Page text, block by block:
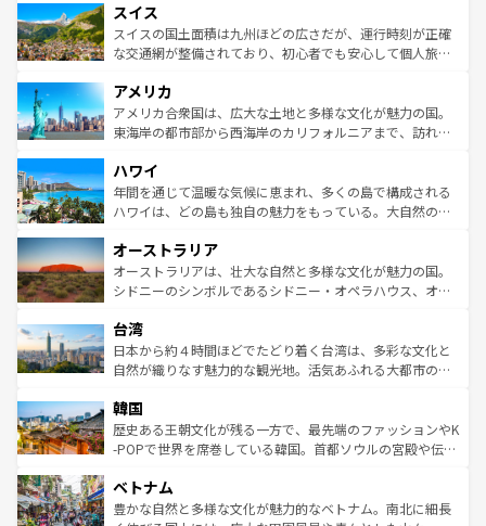
れる地方に足を運ぶとそれぞれで全く異なる文化を体験で
きるだろう。 なお、新着のフランス情報はコンテンツ一覧
を参照してほしい。
は、お酒好きな人にはぜひ体験してほしい。 なお、新着の
ドイツ情報はコンテンツ一覧を参照してほしい。
リアごとに異なる魅力がある。また、優雅なアフタヌーン
ティー、ビール好きにはたまらない英国パブ、サッカー観
戦など、本場だからこそできる体験も豊富。イギリスを旅
ンツ一覧を参照してほしい。
スイス
スイスの国土面積は九州ほどの広さだが、運行時刻が正確
な交通網が整備されており、初心者でも安心して個人旅行
の建物がそのまま残る町や、スイスならではのユニークな
博物館もあり、アルプス観光だけでなく町歩きも満喫する
ことができる。国民の所得が高いため物価も高いが、旅行
ば市内交通費無料で観光を楽しむこともできる。 なお、新
着のスイス情報はコンテンツ一覧 を参照してほしい。
アメリカ
アメリカ合衆国は、広大な土地と多様な文化が魅力の国。
東海岸の都市部から西海岸のカリフォルニアまで、訪れる
のような巨大都市は、観光、ショッピング、エンターテイ
ンメントが詰まった刺激的なスポットだ。一方、アメリカ
西部には大自然が広がり、グランドキャニオンやイエロー
部のニューオーリンズでは、音楽と美食が融合した独特の
文化が魅力。旅行者はアメリカの各地域で異なる魅力を楽
しみながら、その多様性と豊かな歴史を感じることができ
ならではの贅沢な旅のスタイルだ。 なお、新着のアメリカ
情報はコンテンツ一覧を参照してほしい。
ハワイ
年間を通じて温暖な気候に恵まれ、多くの島で構成される
ハワイは、どの島も独自の魅力をもっている。大自然の神
ワイ島は見逃せない。また、定番の観光地といえばオアフ
島だが、静かな自然を求めるならマウイ島やカウアイ島が
おすすめ。エメラルドグリーンに輝く海をはじめ、豊かな
れるおもてなしの心で訪れる人々を迎えてくれるハワイの
人々、おいしいローカルフードやハワイアンミュージッ
ク、伝統的なフラダンスなど、すべてがハワイの魅力を彩
ワイを、存分に味わってほしい。 なお、新着のハワイ情報
はコンテンツ一覧を参照してほしい。
オーストラリア
オーストラリアは、壮大な自然と多様な文化が魅力の国。
シドニーのシンボルであるシドニー・オペラハウス、オー
リアリーフや大陸中央部にそびえるウルル（エアーズロッ
ク）、タスマニアの美しい原生林やケアンズの熱帯雨林な
ど、見どころがたくさん。また、カフェやワイン、オージ
いる。アクティビティも充実しており、サーフィンやダイ
ビング、ハイキングなど、アウトドア好きにはたまらな
い。オーストラリアの多彩な魅力を存分に味わいつくそ
参照してほしい。
台湾
日本から約４時間ほどでたどり着く台湾は、多彩な文化と
自然が織りなす魅力的な観光地。活気あふれる大都市の台
ン）、静ひつな山岳地帯である台湾東部など、都市の喧騒
と山間の静けさが共存しており、訪れる人に新しい発見と
驚きをもたらしてくれる。また、奥深い台湾の食文化も魅
容にもいいと評判のスイーツなど、バラエティ豊かな料理
が味わえる。 なお、新着の台湾情報は コンテンツ一覧を参
韓国
歴史ある王朝文化が残る一方で、最先端のファッションやK
-POPで世界を席巻している韓国。首都ソウルの宮殿や伝統
き、地方に足を延ばせば四季折々の自然美を楽しむことが
できる。そして、キムチや焼肉、絶品のストリートフード
ベトナム
豊かな自然と多様な文化が魅力的なベトナム。南北に細長